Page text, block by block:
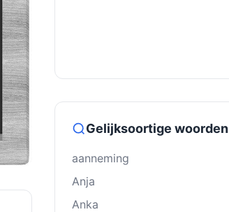
Gelijksoortige woorden
aanneming
Anja
Anka